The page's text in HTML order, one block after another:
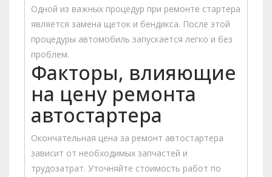
Одной из важных процедур при ремонте стартера
является замена щеток и бендикса. После этой
процедуры автомобиль запускается легко и без
проблем.
Факторы, влияющие
на цену ремонта
автостартера
Окончательная цена за ремонт автостартера
зависит от необходимых запчастей и
трудозатрат. Уточняйте стоимость работ по